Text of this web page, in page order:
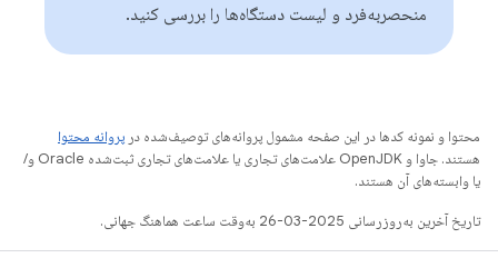
منحصربه‌فرد و لیست دستگاه‌ها را بررسی کنید.
محتوا و نمونه کدها در این صفحه مشمول پروانه‌های توصیف‌شده در پروانه محتوا
هستند. جاوا و OpenJDK علامت‌های تجاری یا علامت‌های تجاری ثبت‌شده Oracle و/
یا وابسته‌های آن هستند.
تاریخ آخرین به‌روزرسانی 2025-03-26 به‌وقت ساعت هماهنگ جهانی.